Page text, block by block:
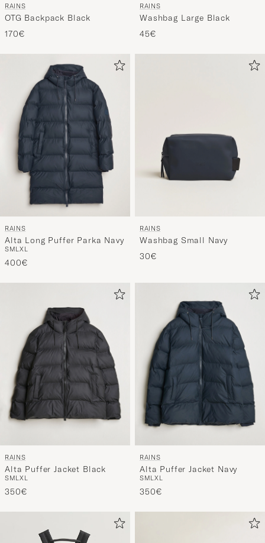
RAINS
OTG Backpack Black
170€
RAINS
Washbag Large Black
45€
RAINS
Alta Long Puffer Parka Navy
SMLXL
400€
RAINS
Washbag Small Navy
30€
RAINS
Alta Puffer Jacket Black
SMLXL
350€
RAINS
Alta Puffer Jacket Navy
SMLXL
350€